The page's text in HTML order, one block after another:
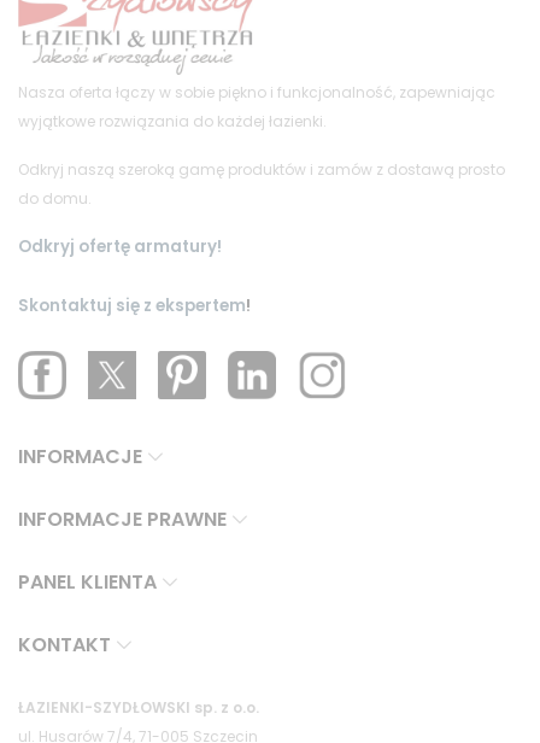
Nasza oferta łączy w sobie piękno i funkcjonalność, zapewniając
wyjątkowe rozwiązania do każdej łazienki.
Odkryj naszą szeroką gamę produktów i zamów z dostawą prosto
do domu.
Odkryj ofertę armatury!
Skontaktuj się z ekspertem!
INFORMACJE
INFORMACJE PRAWNE
PANEL KLIENTA
KONTAKT
ŁAZIENKI-SZYDŁOWSKI sp. z o.o.
ul. Husarów 7/4, 71-005 Szczecin